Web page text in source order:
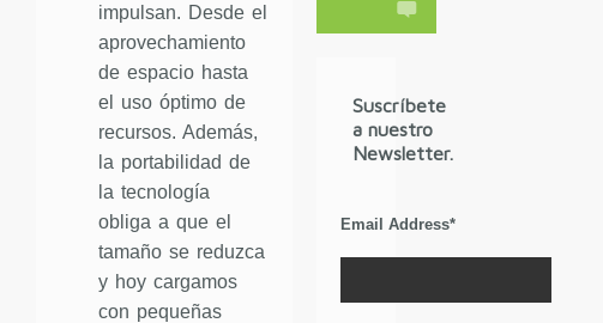
impulsan. Desde el
aprovechamiento
de espacio hasta
el uso óptimo de
recursos. Además,
la portabilidad de
la tecnología
obliga a que el
tamaño se reduzca
y hoy cargamos
con pequeñas
Suscríbete
a nuestro
Newsletter.
Email Address*